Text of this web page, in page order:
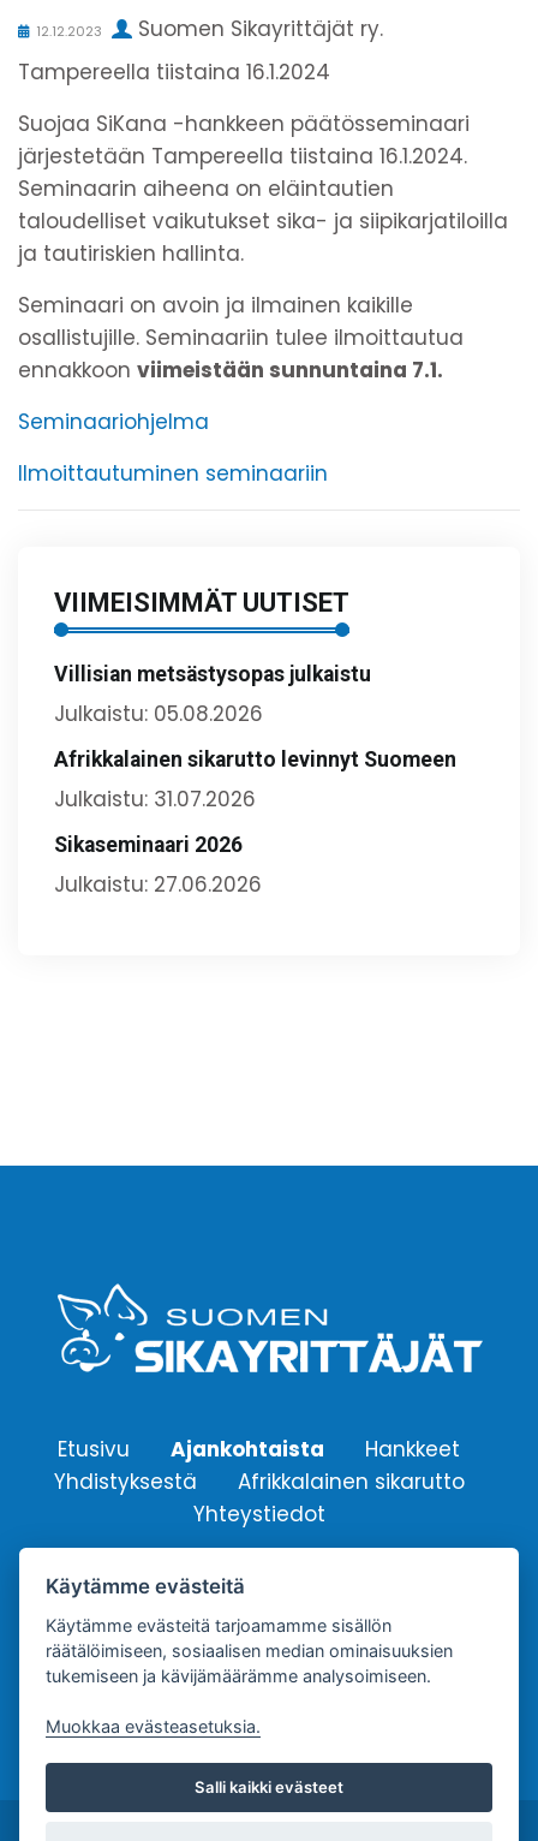
12.12.2023
Suomen Sikayrittäjät ry.
Tampereella tiistaina 16.1.2024
Suojaa SiKana -hankkeen päätösseminaari
järjestetään Tampereella tiistaina 16.1.2024.
Seminaarin aiheena on eläintautien
taloudelliset vaikutukset sika- ja siipikarjatiloilla
ja tautiriskien hallinta.
Seminaari on avoin ja ilmainen kaikille
osallistujille. Seminaariin tulee ilmoittautua
ennakkoon viimeistään sunnuntaina 7.1.
Seminaariohjelma
Ilmoittautuminen seminaariin
VIIMEISIMMÄT UUTISET
Villisian metsästysopas julkaistu
Julkaistu: 05.08.2026
Afrikkalainen sikarutto levinnyt Suomeen
Julkaistu: 31.07.2026
Sikaseminaari 2026
Julkaistu: 27.06.2026
Etusivu Ajankohtaista
Hankkeet
Yhdistyksestä
Afrikkalainen sikarutto
Yhteystiedot
Suomen Sikayrittäjät ry.
Yhdistyksen sähköpostiosoite:
info@sikayrittajat.fi
Käytämme evästeitä
Käytämme evästeitä tarjoamamme sisällön
räätälöimiseen, sosiaalisen median ominaisuuksien
tukemiseen ja kävijämäärämme analysoimiseen.
Muokkaa evästeasetuksia.
Salli kaikki evästeet